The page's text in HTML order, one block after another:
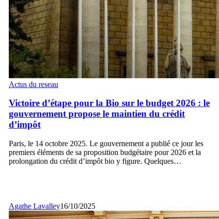
Victoire
pour
la
Bio
sur
budget
2026
:
maintien
du
Actus du reseau
Victoire d’étape pour la Bio sur le budget 2026 : le
gouvernement propose le maintien du crédit
d’impôt
Paris, le 14 octobre 2025. Le gouvernement a publié ce jour les
premiers éléments de sa proposition budgétaire pour 2026 et la
prolongation du crédit d’impôt bio y figure. Quelques…
Agathe Lavalley16/10/2025